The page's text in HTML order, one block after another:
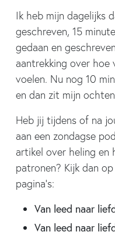
Ik heb mijn dagelijks
geschreven, 15
gedaan en
aantrekking over hoe
voelen. Nu nog 10
en dan zit mijn
Heb jij tijdens of na
aan een zondagse
artikel over heling en
patronen? Kijk dan
pagina’s:
Van leed naar
Van leed naar